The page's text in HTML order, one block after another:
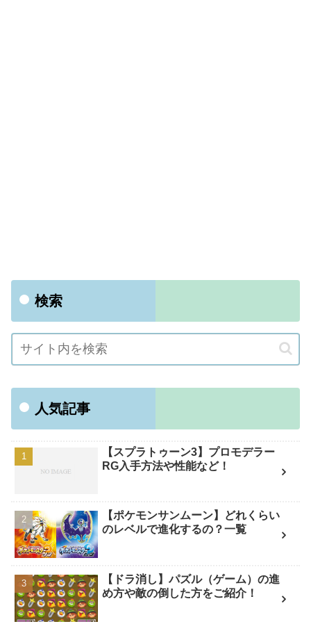
検索
人気記事
【スプラトゥーン3】プロモデラー
RG入手方法や性能など！
【ポケモンサンムーン】どれくらい
のレベルで進化するの？一覧
【ドラ消し】パズル（ゲーム）の進
め方や敵の倒した方をご紹介！